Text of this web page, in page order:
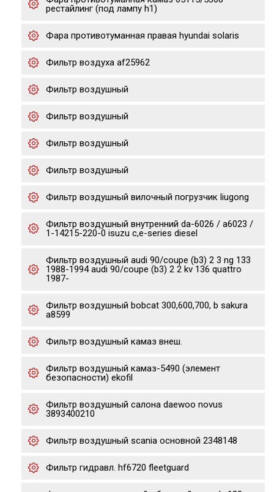
рестайлинг (под лампу h1)
Фара противотуманная правая hyundai solaris
Фильтр воздуха af25962
Фильтр воздушный
Фильтр воздушный
Фильтр воздушный
Фильтр воздушный
Фильтр воздушный вилочный погрузчик liugong
Фильтр воздушный внутренний da-6026 / a6023 /
1-14215-220-0 isuzu c,e-series diesel
Фильтр воздушный audi 90/coupe (b3) 2 3 ng 133
1988-1994 audi 90/coupe (b3) 2 2 kv 136 quattro
1987-
Фильтр воздушный bobcat 300,600,700, b sakura
a8599
Фильтр воздушный камаз внеш.
Фильтр воздушный камаз-5490 (элемент
безопасности) ekofil
Фильтр воздушный салона daewoo novus
3893400210
Фильтр воздушный scania основной 2348148
Фильтр гидравл. hf6720 fleetguard